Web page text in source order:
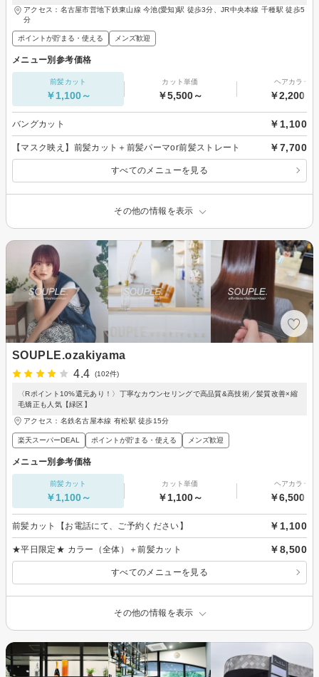
アクセス：名古屋市営地下鉄東山線 今池(愛知)駅 徒歩3分、JR中央本線 千種駅 徒歩5
分
ポイントが貯まる・使える メンズ歓迎
メニュー別参考価格
前髪カット
￥1,100～
カット単価
￥5,500～
ヘアカラー
￥2,200～
バングカット ￥1,100
【マスク映え】前髪カット＋前髪パーマor前髪ストレート ￥7,700
すべてのメニューを見る
その他の情報を表示
SOUPLE.ozakiyama
4.4
(102件)
〈Rポイント10%還元あり！〉丁寧なカウンセリングで高品質&高技術／髪質改善×縮
毛矯正も人気【緑区】
アクセス：名鉄名古屋本線 有松駅 徒歩15分
楽天スーパーDEAL ポイントが貯まる・使える メンズ歓迎
メニュー別参考価格
前髪カット
￥1,100～
カット単価
￥1,100～
ヘアカラー
￥6,500～
前髪カット【お電話にて、ご予約ください】 ￥1,100
★平日限定★ カラー（全体）＋前髪カット ￥8,500
すべてのメニューを見る
その他の情報を表示